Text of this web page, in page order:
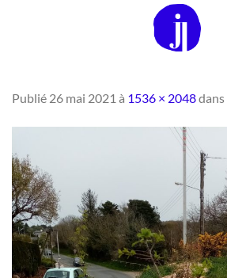
Publié 26 mai 2021 à 1536 × 2048dans